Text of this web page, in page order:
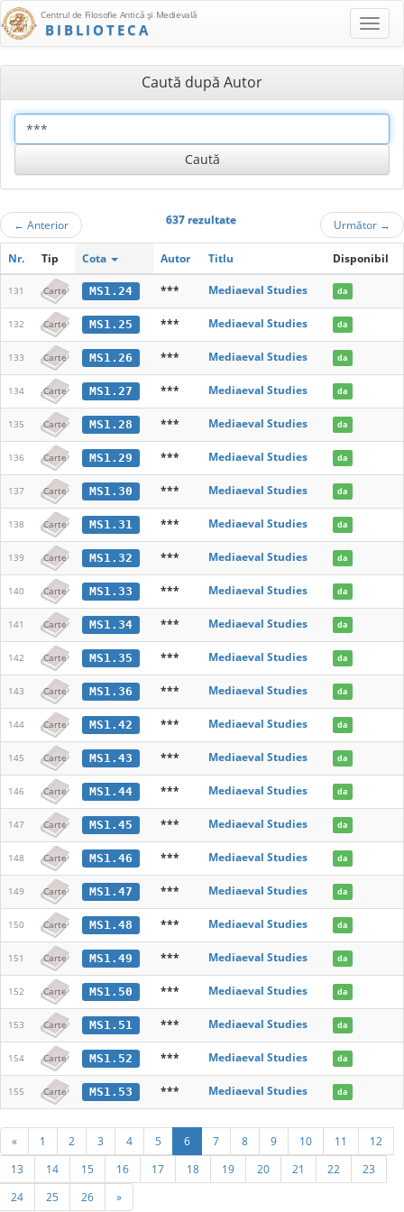
Centrul de Filosofie Antică şi Medievală
BIBLIOTECA
Caută după Autor
← Anterior 637 rezultate Următor →
Nr. Tip Cota Autor Titlu Disponibil
131 Carte MS1.24 *** Mediaeval Studies da
132 Carte MS1.25 *** Mediaeval Studies da
133 Carte MS1.26 *** Mediaeval Studies da
134 Carte MS1.27 *** Mediaeval Studies da
135 Carte MS1.28 *** Mediaeval Studies da
136 Carte MS1.29 *** Mediaeval Studies da
137 Carte MS1.30 *** Mediaeval Studies da
138 Carte MS1.31 *** Mediaeval Studies da
139 Carte MS1.32 *** Mediaeval Studies da
140 Carte MS1.33 *** Mediaeval Studies da
141 Carte MS1.34 *** Mediaeval Studies da
142 Carte MS1.35 *** Mediaeval Studies da
143 Carte MS1.36 *** Mediaeval Studies da
144 Carte MS1.42 *** Mediaeval Studies da
145 Carte MS1.43 *** Mediaeval Studies da
146 Carte MS1.44 *** Mediaeval Studies da
147 Carte MS1.45 *** Mediaeval Studies da
148 Carte MS1.46 *** Mediaeval Studies da
149 Carte MS1.47 *** Mediaeval Studies da
150 Carte MS1.48 *** Mediaeval Studies da
151 Carte MS1.49 *** Mediaeval Studies da
152 Carte MS1.50 *** Mediaeval Studies da
153 Carte MS1.51 *** Mediaeval Studies da
154 Carte MS1.52 *** Mediaeval Studies da
155 Carte MS1.53 *** Mediaeval Studies da
« 1 2 3 4 5 6 7 8 9 10 11
12
13
14 15 16 17 18 19 20 21 22
23
24
25 26 »